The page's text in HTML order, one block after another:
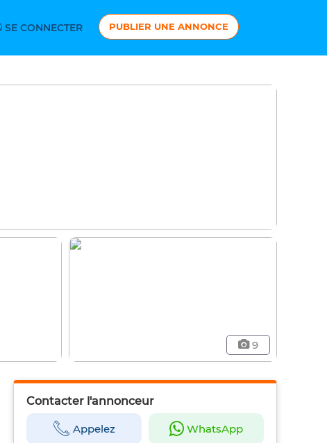
SE CONNECTER PUBLIER UNE ANNONCE
9
Contacter l'annonceur
Appelez WhatsApp